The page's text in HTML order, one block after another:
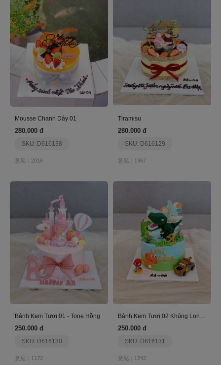
Mousse Chanh Dây 01
280.000 đ
SKU: D616138
意见：2016
Tiramisu
280.000 đ
SKU: D616129
意见：1967
Bánh Kem Tươi 01 - Tone Hồng
250.000 đ
SKU: D616130
意见：1172
250.000 đ
SKU: D616131
意见：1242